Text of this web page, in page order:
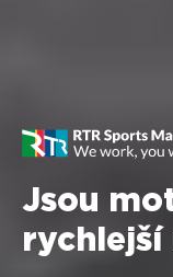
Jsou
rychlejší